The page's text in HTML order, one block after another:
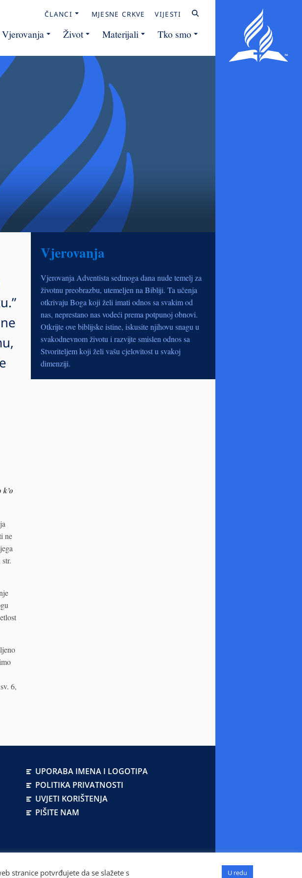
ČLANCI MJESNE CRKVE VIJESTI
Vjerovanja Život Materijali Tko smo
ne
str.
6,
Vjerovanja
Vjerovanja Adventista sedmoga dana nude temelj za
životnu preobrazbu, utemeljen na Bibliji. Ta učenja
otkrivaju Boga koji želi imati odnos sa svakim od
nas, neprestano nas vodeći prema potpunoj obnovi.
Otkrijte ove biblijske istine, iskusite njihovu snagu u
svakodnevnom životu i razvijte smislen odnos sa
Stvoriteljem koji želi vašu cjelovitost u svakoj
dimenziji.
UPORABA IMENA I LOGOTIPA
POLITIKA PRIVATNOSTI
UVJETI KORIŠTENJA
PIŠITE NAM
stranice potvrđujete da se slažete s
U redu